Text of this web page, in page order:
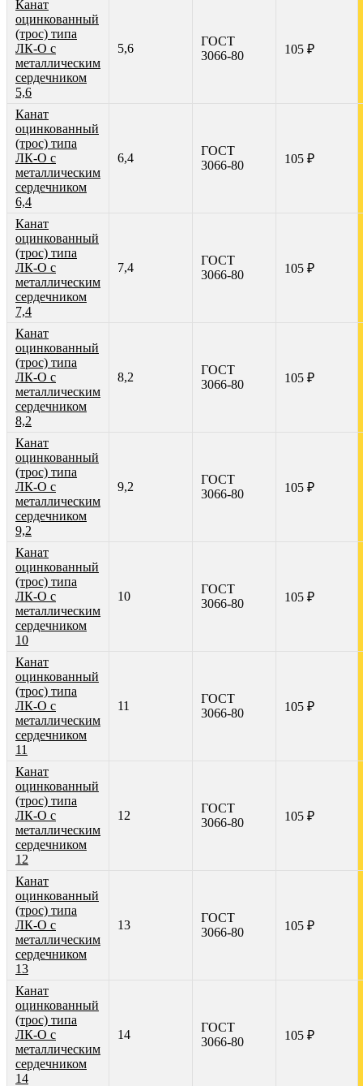
Канат
оцинкованный
(трос) типа
ЛК-О с
металлическим
сердечником
5,6
5,6
ГОСТ
3066-80
105 ₽
Канат
оцинкованный
(трос) типа
ЛК-О с
металлическим
сердечником
6,4
6,4
ГОСТ
3066-80
105 ₽
Канат
оцинкованный
(трос) типа
ЛК-О с
металлическим
сердечником
7,4
7,4
ГОСТ
3066-80
105 ₽
Канат
оцинкованный
(трос) типа
ЛК-О с
металлическим
сердечником
8,2
8,2
ГОСТ
3066-80
105 ₽
Канат
оцинкованный
(трос) типа
ЛК-О с
металлическим
сердечником
9,2
9,2
ГОСТ
3066-80
105 ₽
Канат
оцинкованный
(трос) типа
ЛК-О с
металлическим
сердечником
10
10
ГОСТ
3066-80
105 ₽
Канат
оцинкованный
(трос) типа
ЛК-О с
металлическим
сердечником
11
11
ГОСТ
3066-80
105 ₽
Канат
оцинкованный
(трос) типа
ЛК-О с
металлическим
сердечником
12
12
ГОСТ
3066-80
105 ₽
Канат
оцинкованный
(трос) типа
ЛК-О с
металлическим
сердечником
13
13
ГОСТ
3066-80
105 ₽
Канат
оцинкованный
(трос) типа
ЛК-О с
металлическим
сердечником
14
14
ГОСТ
3066-80
105 ₽